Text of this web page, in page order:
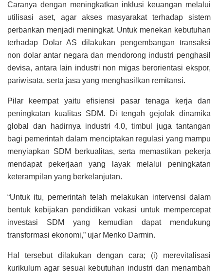
Caranya dengan meningkatkan inklusi keuangan melalui
utilisasi aset, agar akses masyarakat terhadap sistem
perbankan menjadi meningkat. Untuk menekan kebutuhan
terhadap Dolar AS dilakukan pengembangan transaksi
non dolar antar negara dan mendorong industri penghasil
devisa, antara lain industri non migas berorientasi ekspor,
pariwisata, serta jasa yang menghasilkan remitansi.
Pilar keempat yaitu efisiensi pasar tenaga kerja dan
peningkatan kualitas SDM. Di tengah gejolak dinamika
global dan hadirnya industri 4.0, timbul juga tantangan
bagi pemerintah dalam menciptakan regulasi yang mampu
menyiapkan SDM berkualitas, serta memastikan pekerja
mendapat pekerjaan yang layak melalui peningkatan
keterampilan yang berkelanjutan.
“Untuk itu, pemerintah telah melakukan intervensi dalam
bentuk kebijakan pendidikan vokasi untuk mempercepat
investasi SDM yang kemudian dapat mendukung
transformasi ekonomi,” ujar Menko Darmin.
Hal tersebut dilakukan dengan cara; (i) merevitalisasi
kurikulum agar sesuai kebutuhan industri dan menambah